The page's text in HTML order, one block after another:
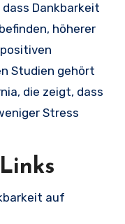
Dankbarkeit
höherer
Studien gehört
die zeigt, dass
Stress
auf